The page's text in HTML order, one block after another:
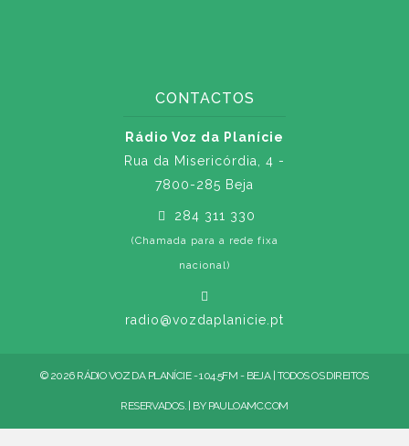
CONTACTOS
Rádio Voz da Planície
Rua da Misericórdia, 4 -
7800-285 Beja
284 311 330
(Chamada para a rede fixa
nacional)
radio@vozdaplanicie.pt
© 2026 RÁDIO VOZ DA PLANÍCIE - 104.5FM - BEJA | TODOS OS DIREITOS
RESERVADOS. | BY PAULOAMC.COM